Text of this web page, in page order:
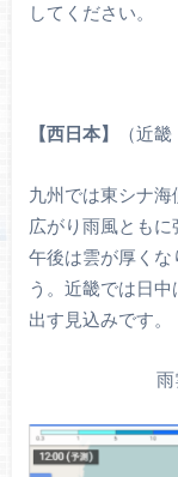
してください。
【西日本】 （近
九州では東シナ
広がり雨風とも
午後は雲が厚くな
う。近畿では日
出す見込みです。
雨